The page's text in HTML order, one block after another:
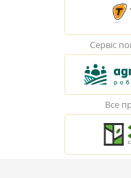
Сервіс
Все